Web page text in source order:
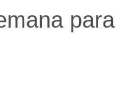
para